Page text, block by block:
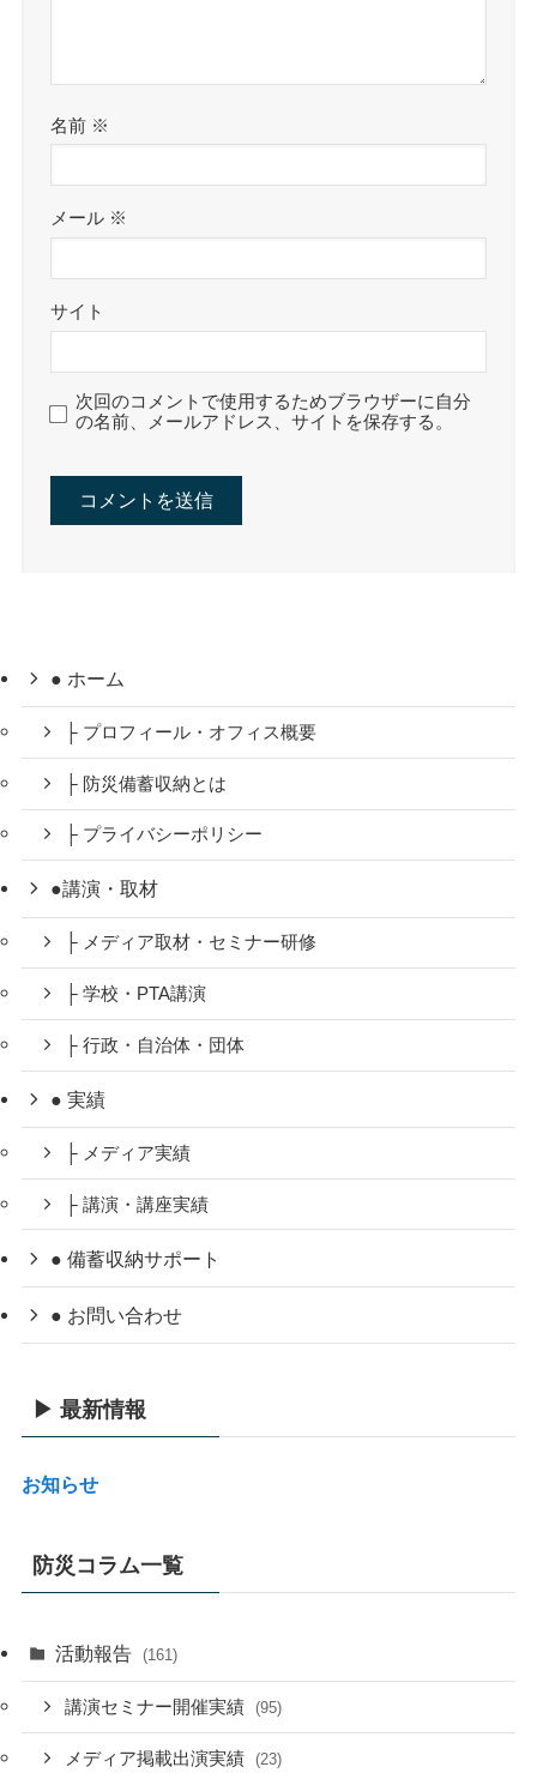
名前 ※
メール ※
サイト
次回のコメントで使用するためブラウザーに自分
の名前、メールアドレス、サイトを保存する。
● ホーム
├ プロフィール・オフィス概要
├ 防災備蓄収納とは
├ プライバシーポリシー
●講演・取材
├ メディア取材・セミナー研修
├ 学校・PTA講演
├ 行政・自治体・団体
● 実績
├ メディア実績
├ 講演・講座実績
● 備蓄収納サポート
● お問い合わせ
▶ 最新情報
お知らせ
防災コラム一覧
活動報告 (161)
講演セミナー開催実績 (95)
メディア掲載出演実績 (23)